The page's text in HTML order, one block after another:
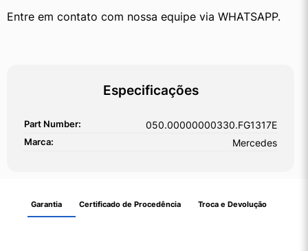
Entre em contato com nossa equipe via WHATSAPP.
Especificações
Part Number: 050.00000000330.FG1317E
Marca: Mercedes
Garantia Certificado de Procedência Troca e Devolução